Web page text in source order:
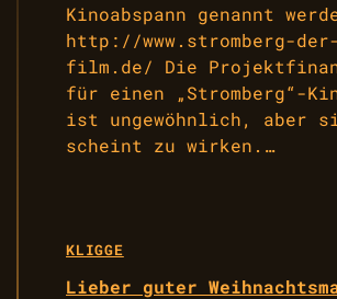
Kinoabspann genannt
http://www.stromberg-der-
film.de/ Die
für einen „Stromberg“-
ist ungewöhnlich, aber
scheint zu wirken.…
KLIGGE
Lieber guter